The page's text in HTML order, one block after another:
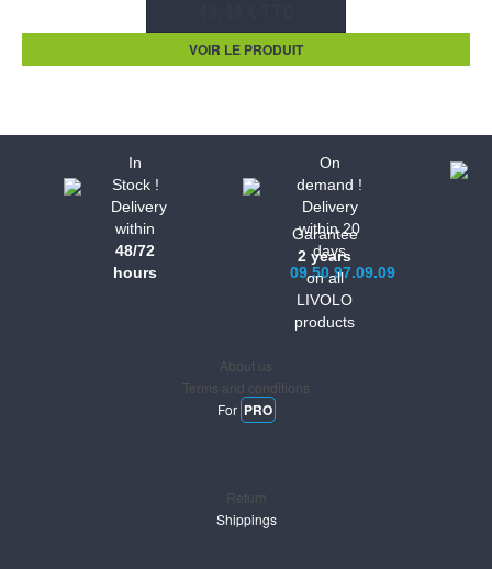
VOIR LE PRODUIT
In
Stock !
Delivery
within
48/72
hours
On
demand !
Delivery
within 20
days
09.50.97.09.09
Garantee
2 years
on all
LIVOLO
products
About us
Terms and conditions
For PRO
Return
Shippings